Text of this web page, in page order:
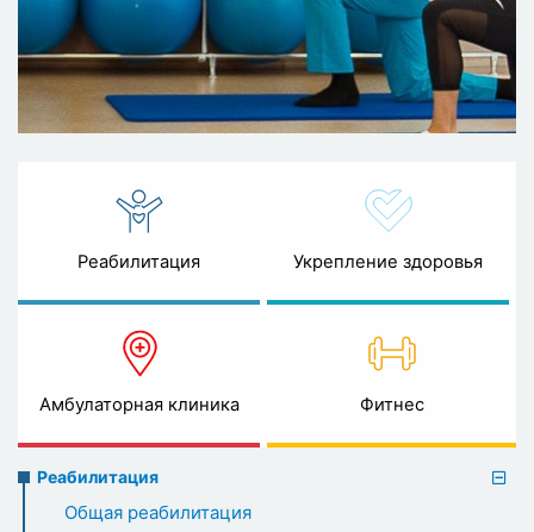
Реабилитация Укрепление здоровья
Амбулаторная клиника Фитнес
Rehabilitation
menu
Реабилитация
Общая реабилитация